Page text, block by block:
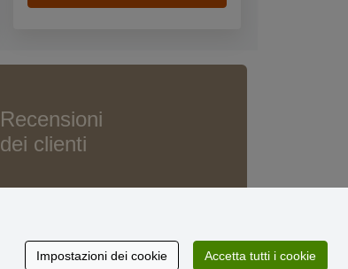
Recensioni
dei clienti
Impostazioni dei cookie Accetta tutti i cookie